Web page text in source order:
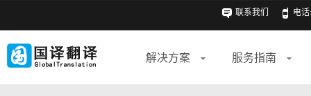
联系我们 电话
解决方案 服务指南